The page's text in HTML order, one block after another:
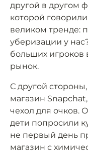
другой в другом
которой
великом тренде:
уберизации у
больших игроков
рынок.
С другой
магазин
чехол для очков.
дети попросили
не первый день
магазин с